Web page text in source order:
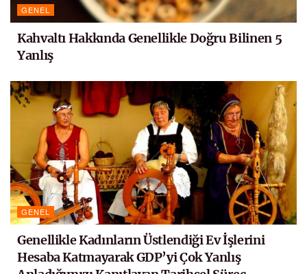
GENEL
Kahvaltı Hakkında Genellikle Doğru Bilinen 5
Yanlış
GENEL
Genellikle Kadınların Üstlendiği Ev İşlerini
Hesaba Katmayarak GDP’yi Çok Yanlış